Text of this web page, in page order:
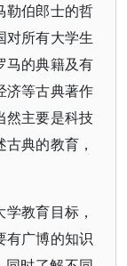
勒伯郎士的哲
对所有大学生
马的典籍及有
济等古典著作
然主要是科技
典的教育，
教育目标，
有广博的知识